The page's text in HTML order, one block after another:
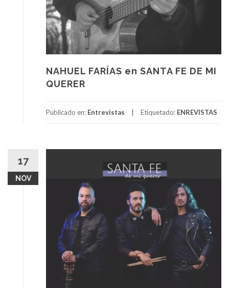
NAHUEL FARÍAS en SANTA FE DE MI
QUERER
Publicado en: Entrevistas Etiquetado: ENREVISTAS
17
NOV